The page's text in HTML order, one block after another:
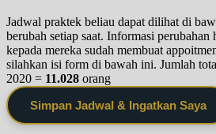
Jadwal praktek beliau dapat dilihat di
berubah setiap saat. Informasi
kepada mereka sudah membuat
silahkan isi form di bawah ini. Jumlah
2020 = 11.028 orang
Simpan Jadwal & Ingatkan Saya